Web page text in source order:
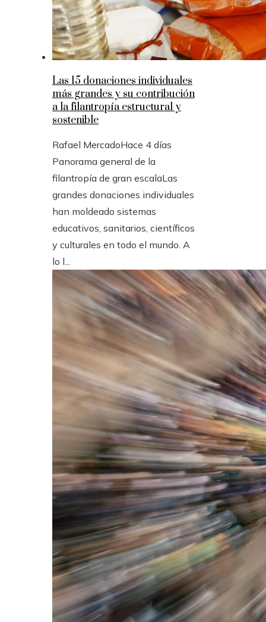
Las 15 donaciones individuales
más grandes y su contribución
a la filantropía estructural y
sostenible
Rafael MercadoHace 4 días
Panorama general de la
filantropía de gran escalaLas
grandes donaciones individuales
han moldeado sistemas
educativos, sanitarios, científicos
y culturales en todo el mundo. A
lo l...